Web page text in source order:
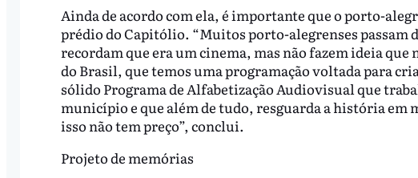
Ainda de acordo com ela, é importante que o porto-
prédio do Capitólio. “Muitos porto-alegrenses passam
recordam que era um cinema, mas não fazem ideia
do Brasil, que temos uma programação voltada para
sólido Programa de Alfabetização Audiovisual que
município e que além de tudo, resguarda a história em
isso não tem preço”, conclui.
Projeto de memórias